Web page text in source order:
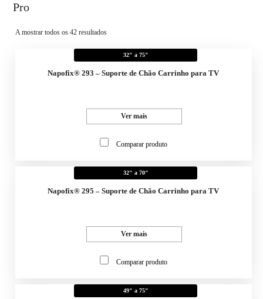
Pro
A mostrar todos os 42 resultados
32" a 75"
Napofix® 293 – Suporte de Chão Carrinho para TV
Ver mais
Comparar produto
32" a 70"
Napofix® 295 – Suporte de Chão Carrinho para TV
Ver mais
Comparar produto
49" a 75"